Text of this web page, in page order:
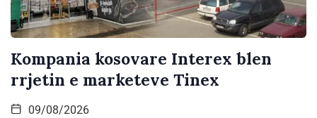
Kompania kosovare Interex blen
rrjetin e marketeve Tinex
09/08/2026